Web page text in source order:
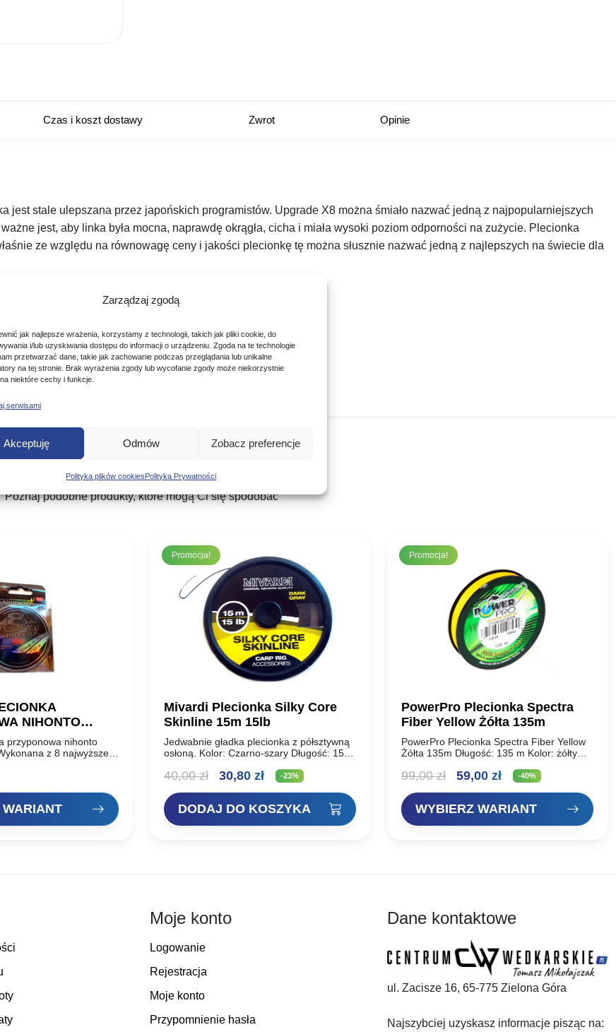
Zarządzaj zgodą
jak najlepsze wrażenia, korzystamy z technologii, takich jak pliki cookie, do
i/lub uzyskiwania dostępu do informacji o urządzeniu. Zgoda na te technologie
przetwarzać dane, takie jak zachowanie podczas przeglądania lub unikalne
na tej stronie. Brak wyrażenia zgody lub wycofanie zgody może niekorzystnie
niektóre cechy i funkcje.
serwisami
Akceptuję Odmów Zobacz preferencje
Polityka plików cookiesPolityka Prywatności
Czas i koszt dostawy Zwrot Opinie
stale ulepszana przez japońskich programistów. Upgrade X8 można śmiało nazwać jedną z najpopularniejszych
jest, aby linka była mocna, naprawdę okrągła, cicha i miała wysoki poziom odporności na zużycie. Plecionka
ze względu na równowagę ceny i jakości plecionkę tę można słusznie nazwać jedną z najlepszych na świecie dla
Podobne produkty
Poznaj podobne produkty, które mogą Ci się spodobać
NIHONTO
10M CZARNA
przyponowa nihonto
z 8 najwyższej
okrągły kształt.
Promocja!
Mivardi Plecionka Silky Core
Skinline 15m 15lb
Jedwabnie gładka plecionka z półsztywną
osłoną. Kolor: Czarno-szary Długość: 15m
40,00zł
Pierwotna
cena
wynosiła:
30,80 złAktualna
cena
wynosi:
-23%
DODAJ DO KOSZYKA
Promocja!
PowerPro Plecionka Spectra
Fiber Yellow Żółta 135m
PowerPro Plecionka Spectra Fiber Yellow
Żółta 135m Długość: 135 m Kolor: żółty
Spectra. Jest to plecionka produkowana
99,00zł
Pierwotna
cena
wynosiła:
59,00 złAktualna
cena
wynosi:
-40%
WYBIERZ WARIANT
Moje konto
Logowanie
Rejestracja
Moje konto
Przypomnienie hasła
Dane kontaktowe
ul. Zacisze 16, 65-775 Zielona Góra
Najszybciej uzyskasz informacje pisząc na: